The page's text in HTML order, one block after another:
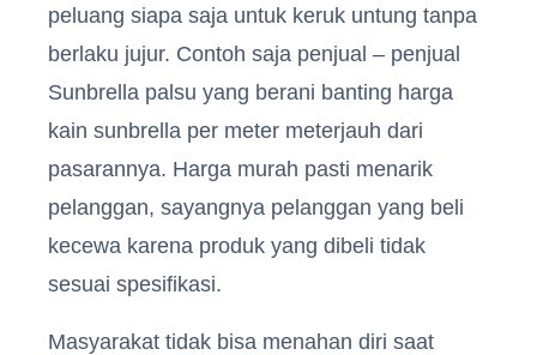
peluang siapa saja untuk keruk untung tanpa
berlaku jujur. Contoh saja penjual – penjual
Sunbrella palsu yang berani banting harga
kain sunbrella per meter meterjauh dari
pasarannya. Harga murah pasti menarik
pelanggan, sayangnya pelanggan yang beli
kecewa karena produk yang dibeli tidak
sesuai spesifikasi.
Masyarakat tidak bisa menahan diri saat